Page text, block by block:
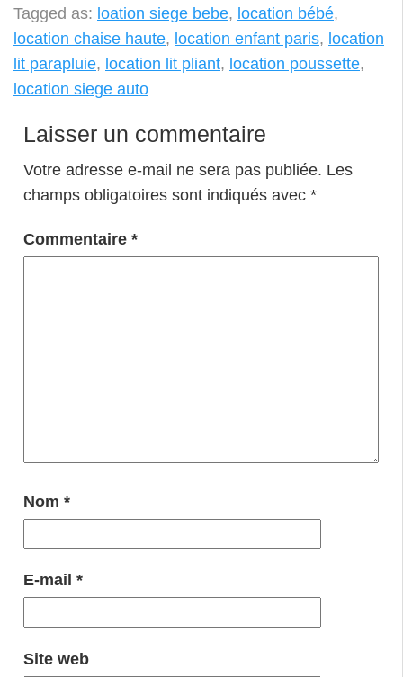
Tagged as: loation siege bebe, location bébé,
location chaise haute, location enfant paris, location
lit parapluie, location lit pliant, location poussette,
location siege auto
Laisser un commentaire
Votre adresse e-mail ne sera pas publiée. Les
champs obligatoires sont indiqués avec *
Commentaire *
Nom *
E-mail *
Site web